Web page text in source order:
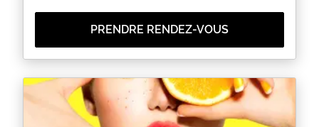
PRENDRE RENDEZ-VOUS